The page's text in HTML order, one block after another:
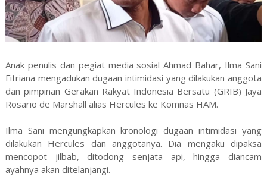
Anak penulis dan pegiat media sosial Ahmad Bahar, Ilma Sani
Fitriana mengadukan dugaan intimidasi yang dilakukan anggota
dan pimpinan Gerakan Rakyat Indonesia Bersatu (GRIB) Jaya
Rosario de Marshall alias Hercules ke Komnas HAM.
Ilma Sani mengungkapkan kronologi dugaan intimidasi yang
dilakukan Hercules dan anggotanya. Dia mengaku dipaksa
mencopot jilbab, ditodong senjata api, hingga diancam
ayahnya akan ditelanjangi.